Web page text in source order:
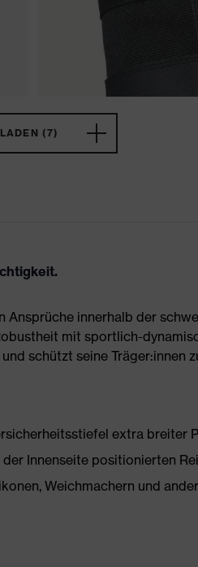
(7)
innerhalb der
mit sportlich-
schützt seine Träger:innen
extra breiter
Innenseite positionierten
Weichmachern und